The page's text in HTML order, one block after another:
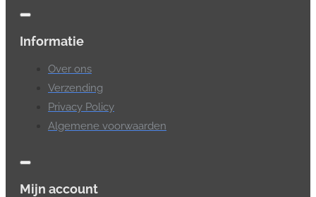
Informatie
Over ons
Verzending
Privacy Policy
Algemene voorwaarden
Mijn account